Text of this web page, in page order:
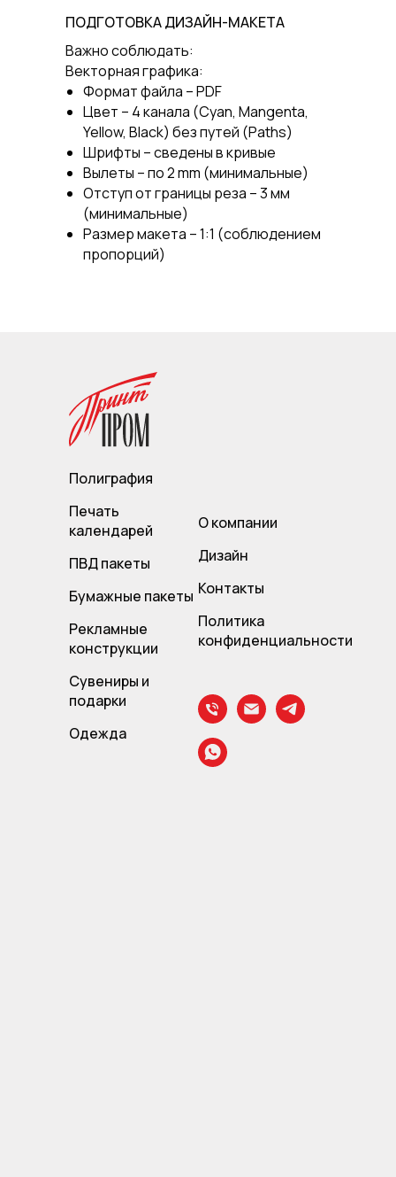
ПОДГОТОВКА ДИЗАЙН-МАКЕТА
Важно соблюдать:
Векторная графика:
Формат файла – PDF
Цвет – 4 канала (Cyan, Mangenta,
Yellow, Black) без путей (Paths)
Шрифты – сведены в кривые
Вылеты – по 2 mm (минимальные)
Отступ от границы реза – 3 мм
(минимальные)
Размер макета – 1:1 (соблюдением
пропорций)
Полиграфия
Печать
календарей
ПВД пакеты
Бумажные пакеты
Рекламные
конструкции
Сувениры и
подарки
Одежда
О компании
Дизайн
Контакты
Политика
конфиденциальности